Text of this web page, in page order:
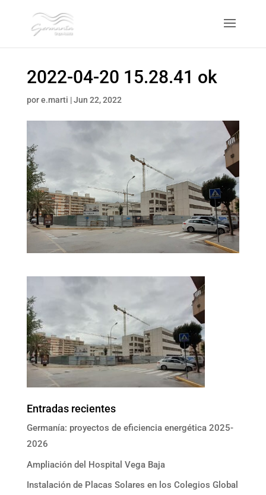
2022-04-20 15.28.41 ok
pore.marti |Jun 22, 2022
Entradas recientes
Germanía: proyectos de eficiencia energética 2025-
2026
Ampliación del Hospital Vega Baja
Instalación de Placas Solares en los Colegios Global